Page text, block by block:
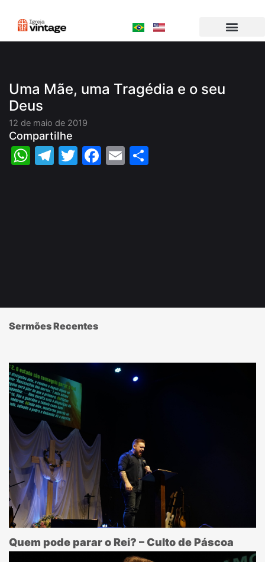
conteúdo
Uma Mãe, uma Tragédia e o seu
Deus
12 de maio de 2019
Compartilhe
WhatsApp
Telegram
Twitter
Facebook
Email
Sermões Recentes
Quem pode parar o Rei? – Culto de Páscoa